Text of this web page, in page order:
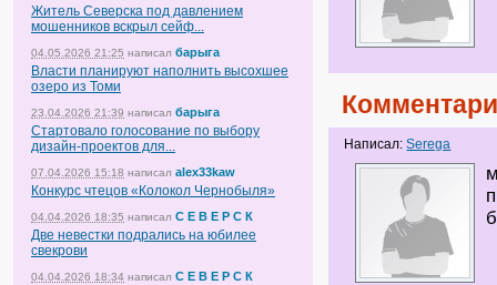
Житель Северска под давлением
мошенников вскрыл сейф...
04.05.2026 21:25 написал барыга
Власти планируют наполнить высохшее
озеро из Томи
23.04.2026 21:39 написал барыга
Стартовало голосование по выбору
дизайн-проектов для...
07.04.2026 15:18 написал alex33kaw
Конкурс чтецов «Колокол Чернобыля»
04.04.2026 18:35 написал С Е В Е Р С К
Две невестки подрались на юбилее
свекрови
04.04.2026 18:34 написал С Е В Е Р С К
Написал:Serega